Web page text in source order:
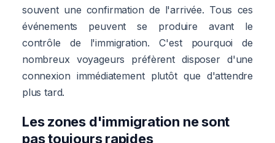
souvent une confirmation de l'arrivée. Tous ces
événements peuvent se produire avant le
contrôle de l'immigration. C'est pourquoi de
nombreux voyageurs préfèrent disposer d'une
connexion immédiatement plutôt que d'attendre
plus tard.
Les zones d'immigration ne sont
pas toujours rapides